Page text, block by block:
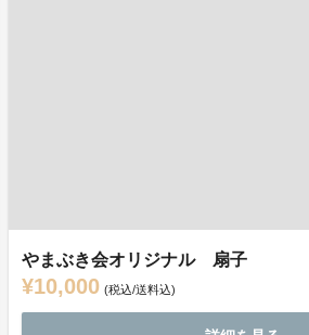
やまぶき会オリジナル 扇子
¥10,000 (税込/送料込)